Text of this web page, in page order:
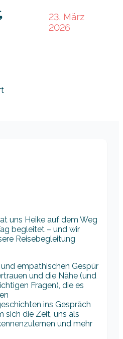
23. März
2026
uns Heike auf dem Weg
begleitet – und wir
Reisebegleitung
empathischen Gespür
und die Nähe (und
Fragen), die es
ins Gespräch
sich die Zeit, uns als
und mehr